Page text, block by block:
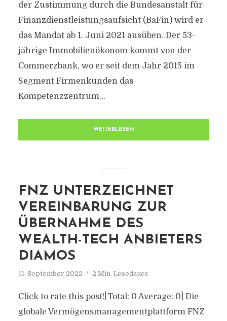
der Zustimmung durch die Bundesanstalt für
Finanzdienstleistungsaufsicht (BaFin) wird er
das Mandat ab 1. Juni 2021 ausüben. Der 53-
jährige Immobilienökonom kommt von der
Commerzbank, wo er seit dem Jahr 2015 im
Segment Firmenkunden das
Kompetenzzentrum...
WEITERLESEN
FNZ UNTERZEICHNET
VEREINBARUNG ZUR
ÜBERNAHME DES
WEALTH-TECH ANBIETERS
DIAMOS
11. September 2022 2 Min. Lesedauer
Click to rate this post![Total: 0 Average: 0] Die
globale Vermögensmanagementplattform FNZ